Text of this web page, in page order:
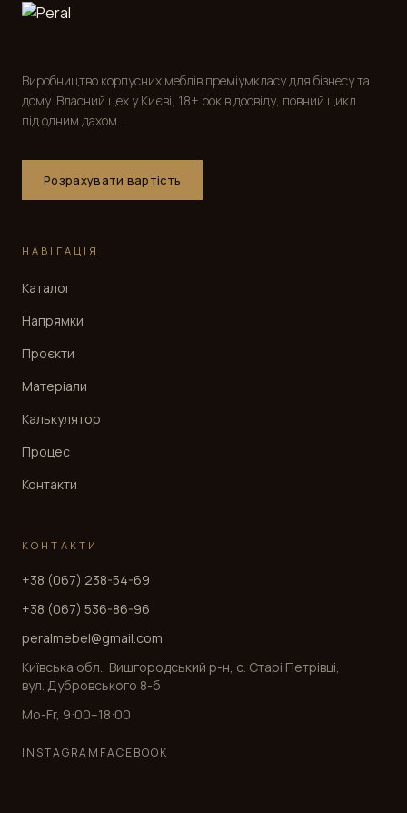
Виробництво корпусних меблів преміумкласу для бізнесу та
дому. Власний цех у Києві, 18+ років досвіду, повний цикл
під одним дахом.
Розрахувати вартість
НАВІГАЦІЯ
Каталог
Напрямки
Проєкти
Матеріали
Калькулятор
Процес
Контакти
КОНТАКТИ
+38 (067) 238-54-69
+38 (067) 536-86-96
peralmebel@gmail.com
Київська обл., Вишгородський р-н, с. Старі Петрівці,
вул. Дубровського 8-б
Mo-Fr, 9:00–18:00
INSTAGRAM FACEBOOK